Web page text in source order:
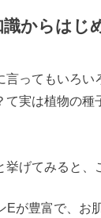
からはじ
言ってもいろい
て実は植物の種
挙げてみると、
Eが豊富で、お